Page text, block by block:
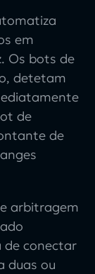
em
Os bots de
detetam
de
de
arbitragem
de conectar
duas ou